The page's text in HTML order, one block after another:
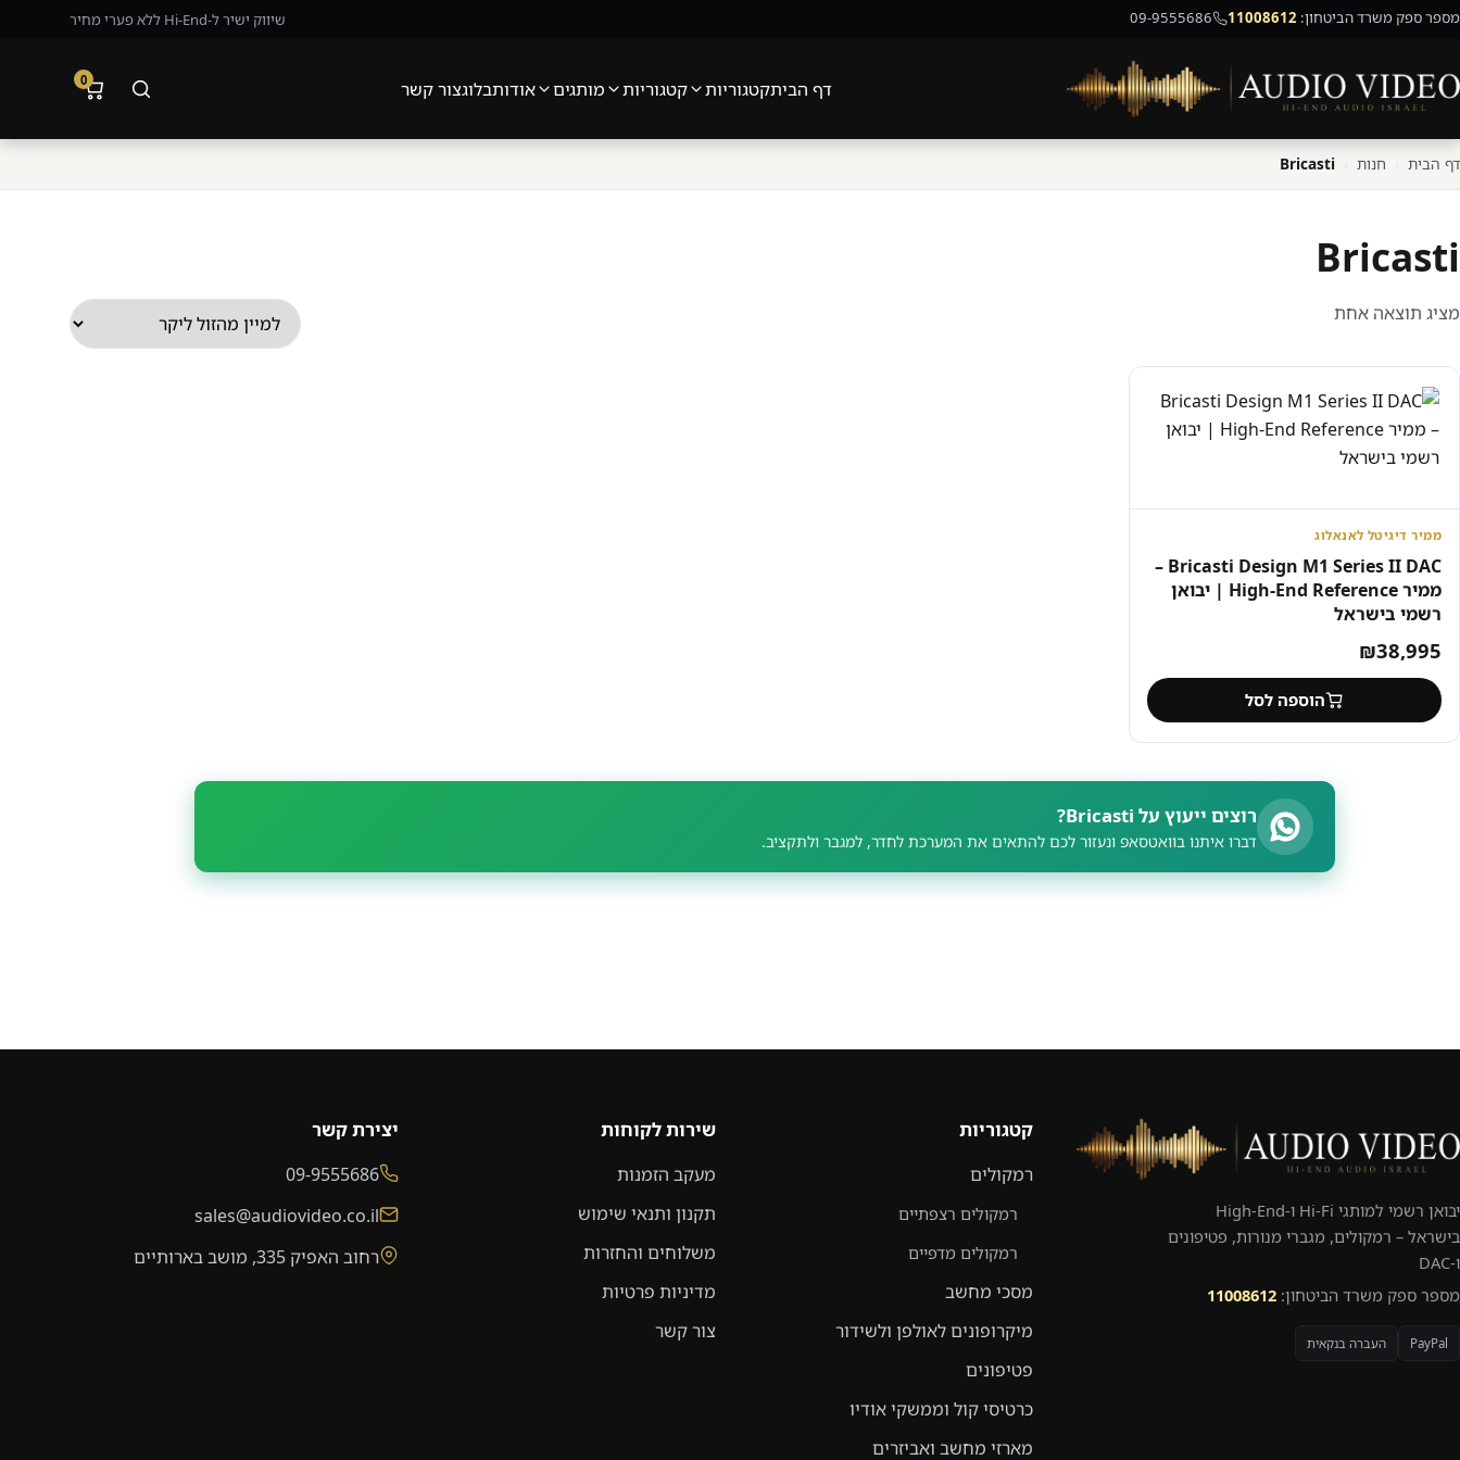
מספר ספק משרד הביטחון: 11008612
09-9555686 שיווק ישיר ל-Hi-End ללא פערי מחיר
דף הביתקטגוריות קטגוריות מותגים אודותבלוגצור קשר 0
דף הבית חנות Bricasti
Bricasti
מציג תוצאה אחת
ממיר דיגיטל לאנאלוג
Bricasti Design M1 Series II DAC –
ממיר High-End Reference | יבואן
רשמי בישראל
₪38,995
הוספה לסל
רוצים ייעוץ על Bricasti?
דברו איתנו בוואטסאפ ונעזור לכם להתאים את המערכת לחדר, למגבר ולתקציב.
יבואן רשמי למותגי Hi-Fi ו-High-End
בישראל – רמקולים, מגברי מנורות, פטיפונים
ו-DAC
מספר ספק משרד הביטחון: 11008612
PayPal העברה בנקאית
קטגוריות
רמקולים
רמקולים רצפתיים
רמקולים מדפיים
מסכי מחשב
מיקרופונים לאולפן ולשידור
פטיפונים
כרטיסי קול וממשקי אודיו
מארזי מחשב ואביזרים
שירות לקוחות
מעקב הזמנות
תקנון ותנאי שימוש
משלוחים והחזרות
מדיניות פרטיות
צור קשר
יצירת קשר
09-9555686
sales@audiovideo.co.il
רחוב האפיק 335, מושב בארותיים